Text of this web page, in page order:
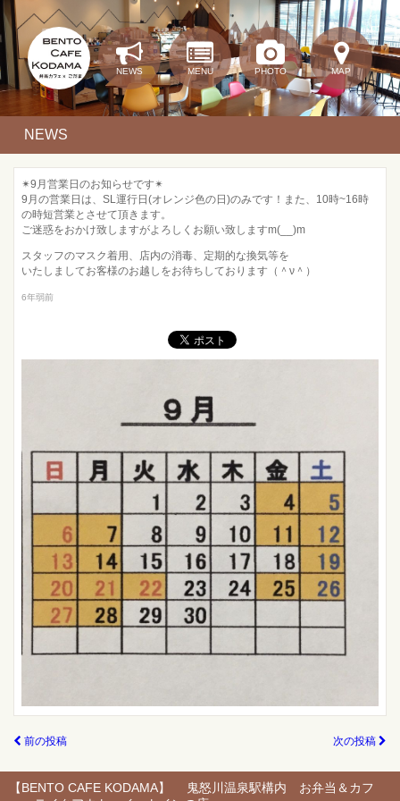
NEWS MENU PHOTO MAP
NEWS
✴︎9月営業日のお知らせです✴︎
9月の営業日は、SL運行日(オレンジ色の日)のみです！また、10時~16時
の時短営業とさせて頂きます。
ご迷惑をおかけ致しますがよろしくお願い致しますm(__)m
スタッフのマスク着用、店内の消毒、定期的な換気等を
いたしましてお客様のお越しをお待ちしております（＾ν＾）
6年弱前
前の投稿 次の投稿
【BENTO CAFE KODAMA】 鬼怒川温泉駅構内 お弁当＆カフ